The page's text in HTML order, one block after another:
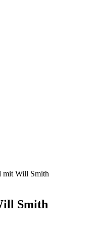
mit Will Smith
Smith